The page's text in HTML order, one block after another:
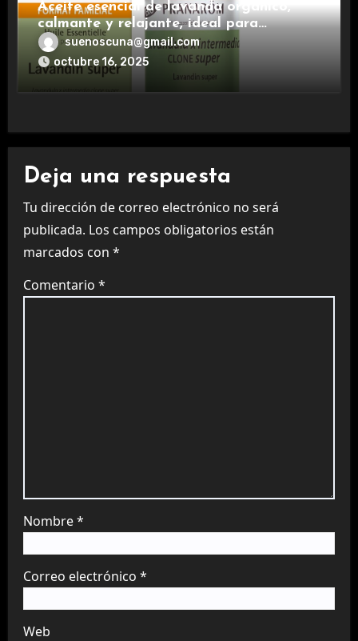
Aceite esencial de lavanda orgánico,
calmante y relajante, ideal para
aromaterapia.
suenoscuna@gmail.com
octubre 16, 2025
Deja una respuesta
Tu dirección de correo electrónico no será
publicada. Los campos obligatorios están
marcados con *
Comentario *
Nombre*
Correo electrónico *
Web